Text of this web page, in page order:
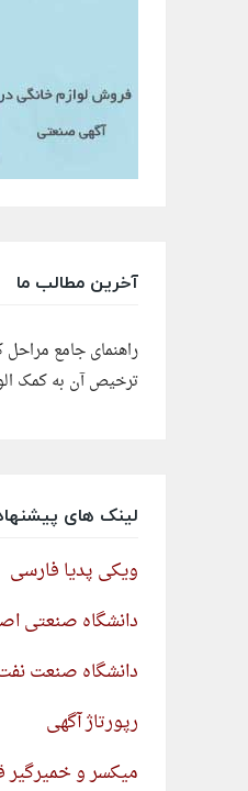
آخرین مطالب ما
راهنمای جامع مراحل
ترخیص آن به کمک الو
لینک های
ویکی پدیا فارسی
دانشگاه صنعتی
دانشگاه صنعت
رپورتاژ آگهی
میکسر و خمیرگیر